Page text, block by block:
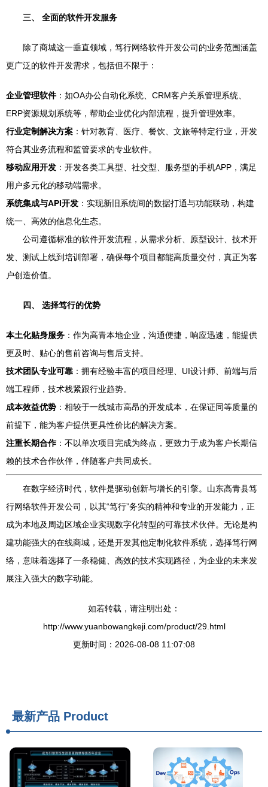
三、 全面的软件开发服务
除了商城这一垂直领域，笃行网络软件开发公司的业务范围涵盖
更广泛的软件开发需求，包括但不限于：
企业管理软件：如OA办公自动化系统、CRM客户关系管理系统、
ERP资源规划系统等，帮助企业优化内部流程，提升管理效率。
行业定制解决方案 ：针对教育、医疗、餐饮、文旅等特定行业，开发
符合其业务流程和监管要求的专业软件。
移动应用开发 ：开发各类工具型、社交型、服务型的手机APP，满足
用户多元化的移动端需求。
系统集成与API开发 ：实现新旧系统间的数据打通与功能联动，构建
统一、高效的信息化生态。
公司遵循标准的软件开发流程，从需求分析、原型设计、技术开
发、测试上线到培训部署，确保每个项目都能高质量交付，真正为客
户创造价值。
四、 选择笃行的优势
本土化贴身服务 ：作为高青本地企业，沟通便捷，响应迅速，能提供
更及时、贴心的售前咨询与售后支持。
技术团队专业可靠 ：拥有经验丰富的项目经理、UI设计师、前端与后
端工程师，技术栈紧跟行业趋势。
成本效益优势 ：相较于一线城市高昂的开发成本，在保证同等质量的
前提下，能为客户提供更具性价比的解决方案。
注重长期合作：不以单次项目完成为终点，更致力于成为客户长期信
赖的技术合作伙伴，伴随客户共同成长。
在数字经济时代，软件是驱动创新与增长的引擎。山东高青县笃
行网络软件开发公司，以其“笃行”务实的精神和专业的开发能力，正
成为本地及周边区域企业实现数字化转型的可靠技术伙伴。无论是构
建功能强大的在线商城，还是开发其他定制化软件系统，选择笃行网
络，意味着选择了一条稳健、高效的技术实现路径，为企业的未来发
展注入强大的数字动能。
如若转载，请注明出处：
http://www.yuanbowangkeji.com/product/29.html
更新时间：2026-08-08 11:07:08
最新产品 Product